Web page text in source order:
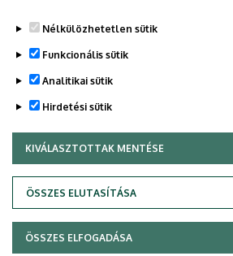
TOVÁBBI INFORMÁCIÓK
Adatvédelem
Nélkülözhetetlen sütik
Funkcionális sütik
Analitikai sütik
Hirdetési sütik
KIVÁLASZTOTTAK MENTÉSE
ÖSSZES ELUTASÍTÁSA
WITHDRAW CONSENT
ÖSSZES ELFOGADÁSA